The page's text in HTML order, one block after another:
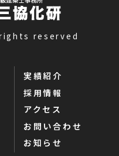
reserved
実績紹介
採用情報
アクセス
お問い合わせ
お知らせ